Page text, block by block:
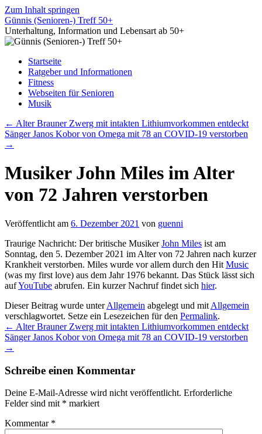
Zum Inhalt springen
Günnis (Senioren-) Treff 50+
Unterhaltung, Information und Lebensart ab 50+
Startseite
Ratgeber und Informationen
Fitness
Webseiten für Senioren
Musik
← Alter Brauner Zwerg mit intakten Lithiumvorkommen entdeckt
Sänger Janos Kobor von Omega mit 78 an COVID-19 verstorben
→
Musiker John Miles im Alter
von 72 Jahren verstorben
Veröffentlicht am 6. Dezember 2021 von guenni
Traurige Nachricht: Der britische MusikerJohn Miles ist am
Sonntag, den 5. Dezember 2021 im Alter von 72 Jahren nach kurzer
Krankheit verstorben. Miles wurde vor allem durch den Hit Music
(was my first love) aus dem Jahr 1976 bekannt. Das Stück lässt sich
aufYouTube abrufen. Ein kurzer Nachruf findet sich hier.
Dieser Beitrag wurde unterAllgemein abgelegt und mit Allgemein
verschlagwortet. Setze ein Lesezeichen für den Permalink.
← Alter Brauner Zwerg mit intakten Lithiumvorkommen entdeckt
Sänger Janos Kobor von Omega mit 78 an COVID-19 verstorben
→
Schreibe einen Kommentar
Deine E-Mail-Adresse wird nicht veröffentlicht. Erforderliche
Felder sind mit * markiert
Kommentar *